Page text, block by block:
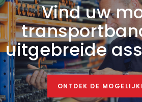
Vind uw
uitgebreide
ONTDEK DE